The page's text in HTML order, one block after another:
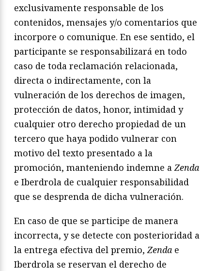
exclusivamente responsable de los
contenidos, mensajes y/o comentarios que
incorpore o comunique. En ese sentido, el
participante se responsabilizará en todo
caso de toda reclamación relacionada,
directa o indirectamente, con la
vulneración de los derechos de imagen,
protección de datos, honor, intimidad y
cualquier otro derecho propiedad de un
tercero que haya podido vulnerar con
motivo del texto presentado a la
promoción, manteniendo indemne aZenda
e Iberdrola de cualquier responsabilidad
que se desprenda de dicha vulneración.
En caso de que se participe de manera
incorrecta, y se detecte con posterioridad a
la entrega efectiva del premio, Zenda e
Iberdrola se reservan el derecho de